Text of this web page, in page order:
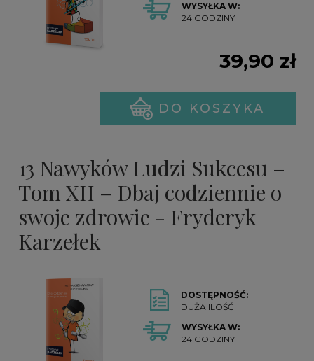
WYSYŁKA W:
24 GODZINY
39,90 zł
DO KOSZYKA
13 Nawyków Ludzi Sukcesu –
Tom XII – Dbaj codziennie o
swoje zdrowie - Fryderyk
Karzełek
DOSTĘPNOŚĆ:
DUŻA ILOŚĆ
WYSYŁKA W:
24 GODZINY